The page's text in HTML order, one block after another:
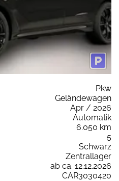
Pkw
Geländewagen
Apr / 2026
Automatik
6.050 km
5
Schwarz
Zentrallager
ab ca. 12.12.2026
CAR3030420